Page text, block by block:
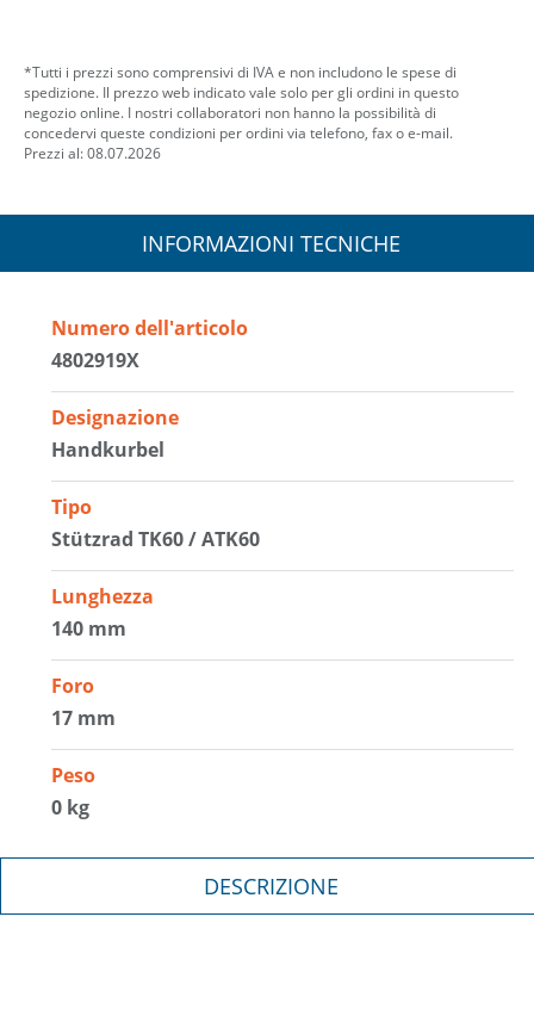
*Tutti i prezzi sono comprensivi di IVA e non includono le spese di
spedizione. Il prezzo web indicato vale solo per gli ordini in questo
negozio online. I nostri collaboratori non hanno la possibilità di
concedervi queste condizioni per ordini via telefono, fax o e-mail.
Prezzi al: 08.07.2026
INFORMAZIONI TECNICHE
Numero dell'articolo
4802919X
Designazione
Handkurbel
Tipo
Stützrad TK60 / ATK60
Lunghezza
140 mm
Foro
17 mm
Peso
0 kg
DESCRIZIONE